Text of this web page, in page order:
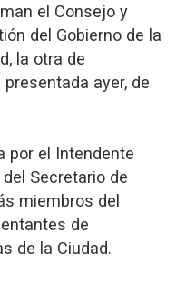
el Consejo y
del Gobierno de la
la otra de
ayer, de
por el Intendente
Secretario de
miembros del
de
de la Ciudad.